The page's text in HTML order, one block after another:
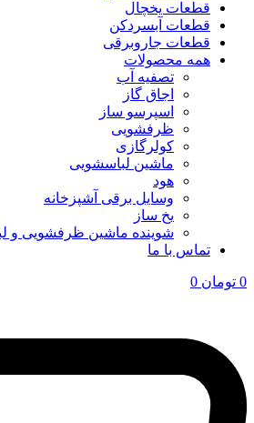
قطعات یخچال
قطعات آبسردکن
قطعات جاروبرقی
همه محصولات
تصفیه آب
اجاق گاز
اسپرسو ساز
ظرفشویی
کولرگازی
ماشین لباسشویی
هود
وسایل برقی آشپزخانه
یخ ساز
شوینده ماشین ظرفشویی و
تماس با ما
0 تومان 0